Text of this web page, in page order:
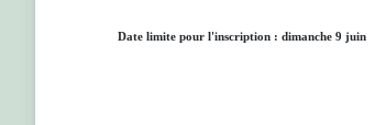
Date limite pour l'inscription : dimanche 9 juin